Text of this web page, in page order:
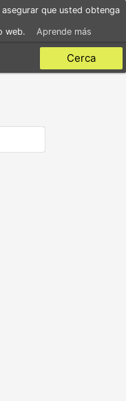
que usted obtenga
web. Aprende más
Cerca